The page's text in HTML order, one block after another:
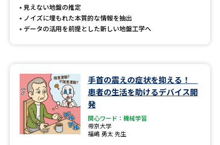
見えない地盤の推定
ノイズに埋もれた本質的な情報を抽出
データの活用を前提とした新しい地盤工学へ
手首の震えの症状を抑える！
患者の生活を助けるデバイス開
発
関心ワード：機械学習
帝京大学
福嶋 勇太 先生